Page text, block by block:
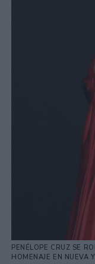
PENÉLOPE CRUZ SE
HOMENAJE EN NUEVA